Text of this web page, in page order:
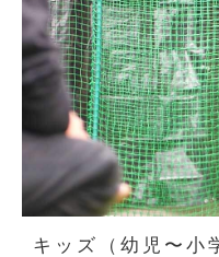
キッズ（幼児〜小